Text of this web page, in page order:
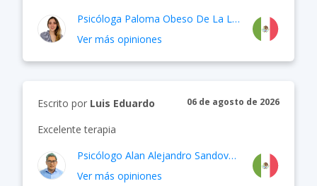
Psicóloga Paloma Obeso De La Llave
Ver más opiniones
Escrito por Luis Eduardo 06 de agosto de 2026
Excelente terapia
Psicólogo Alan Alejandro Sandoval Mendoza
Ver más opiniones